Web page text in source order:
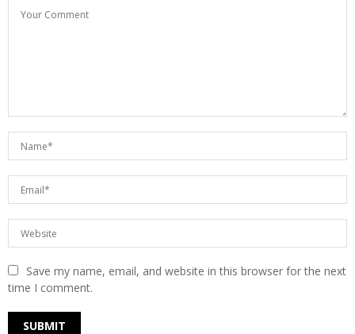
Save my name, email, and website in this browser for the next
time I comment.